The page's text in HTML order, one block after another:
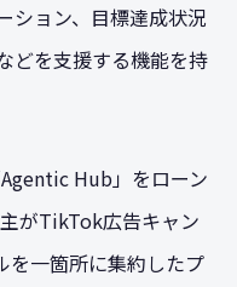
ション、目標達成状況
どを支援する機能を持
Hub」をローン
がTikTok広告キャン
を一箇所に集約したプ